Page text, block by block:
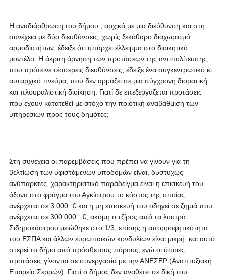
Η αναδιάρθρωση του δήμου , αρχικά με μια διεύθυνση και στη
συνέχεια με δύο διευθύνσεις, χωρίς ξεκάθαρο διαχωρισμό
αρμοδιοτήτων, έδειξε ότι υπάρχει έλλειμμα στο διοικητικό
μοντέλο. Η άκριτη άρνηση των προτάσεων της αντιπολίτευσης,
που πρότεινε τέσσερεις διευθύνσεις, έδειξε ένα συγκεντρωτικό κι
αυταρχικό πνεύμα, που δεν αρμόζει σε μια σύγχρονη διορατική
και πλουραλιστική διοίκηση. Γιατί δε επεξεργάζεται προτάσεις
που έχουν κατατεθεί με στόχο την ποιοτική αναβάθμιση των
υπηρεσιών προς τους δημότες;
Στη συνέχεια οι παρεμβάσεις που πρέπει να γίνουν για τη
βελτίωση των υφιστάμενων υποδομών είναι, δυστυχώς
ανύπαρκτες, χαρακτηριστικό παράδειγμα είναι η επισκευή του
άξονα στο φράγμα του Αγκίστρου το κόστος της οποίας
ανέρχεται σε 3.000 € και η μη επισκευή του οδηγεί σε ζημιά που
ανέρχεται σε 300.000 €, ακόμη ο τζίρος από τα λουτρά
Σιδηροκάστρου μειώθηκε στο 1/3, επίσης η απορροφητικότητα
του ΕΣΠΑ και άλλων ευρωπαϊκών κονδυλίων είναι μικρή, και αυτό
στερεί το δήμο από πρόσθετους πόρους, ενώ οι όποιες
προτάσεις γίνονται σε συνεργασία με την ΑΝΕΣΕΡ (Αναπτυξιακή
Εταιρεία Σερρών). Γιατί ο δήμος δεν αναθέτει σε δική του